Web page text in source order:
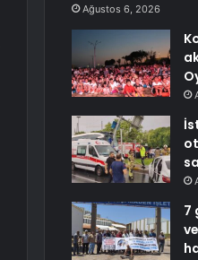
Ağustos 6, 2026
7